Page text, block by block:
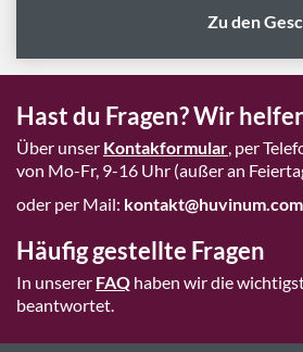
Schlagworte
Zu den
Hast du Fragen? Wir
Über unser Kontakformular, per
von Mo-Fr, 9-16 Uhr (außer an
oder per Mail: kontakt@huvinum.com
Häufig gestellte Fragen
In unserer FAQ haben wir die
beantwortet.